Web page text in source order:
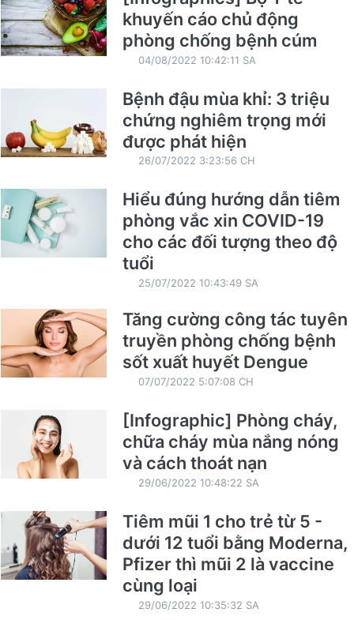
khuyến cáo chủ động
phòng chống bệnh cúm
04/08/2022 10:42:11 SA
Bệnh đậu mùa khỉ: 3 triệu
chứng nghiêm trọng mới
được phát hiện
26/07/2022 3:23:56 CH
Hiểu đúng hướng dẫn tiêm
phòng vắc xin COVID-19
cho các đối tượng theo độ
tuổi
25/07/2022 10:43:49 SA
Tăng cường công tác tuyên
truyền phòng chống bệnh
sốt xuất huyết Dengue
07/07/2022 5:07:08 CH
[Infographic] Phòng cháy,
chữa cháy mùa nắng nóng
và cách thoát nạn
29/06/2022 10:48:22 SA
Tiêm mũi 1 cho trẻ từ 5 -
dưới 12 tuổi bằng Moderna,
Pfizer thì mũi 2 là vaccine
cùng loại
29/06/2022 10:35:32 SA